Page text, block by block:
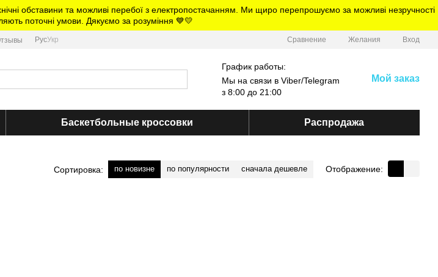
обставини та можливі перебої з електропостачанням. Ми щиро перепрошуємо за можливі незручності
поточні умови. Дякуємо за розуміння 💙💛
РусУкр Сравнение Желания Вход
График работы:
Мы на связи в Viber/Telegram
з 8:00 до 21:00
Мой заказ
Баскетбольные кроссовки Распродажа
Сортировка: по новизне по популярности сначала дешевле Отображение: